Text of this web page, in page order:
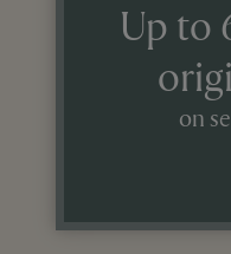
Up to
on